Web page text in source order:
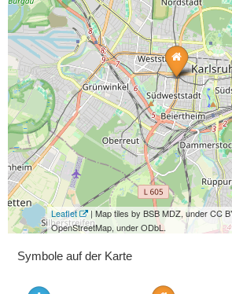
Leaflet
| Map tiles by BSB MDZ, under CC
OpenStreetMap, under ODbL.
Symbole auf der Karte